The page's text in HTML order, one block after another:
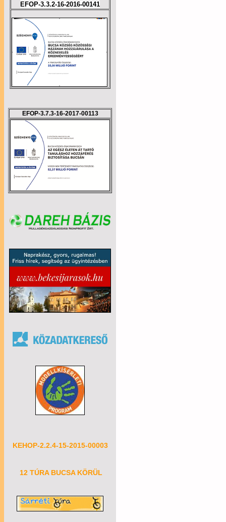
EFOP-3.3.2-16-2016-00141
EFOP-3.7.3-16-2017-00113
KEHOP-2.2.4-15-2015-00003
12 TÚRA BUCSA KÖRÜL